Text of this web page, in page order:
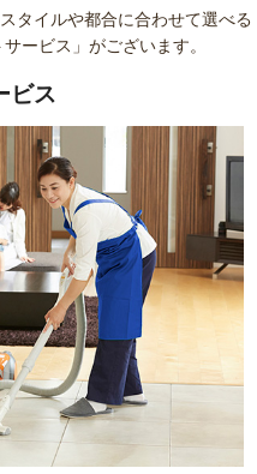
タイルや都合に合わせて選べる
ービス」がございます。
ビス